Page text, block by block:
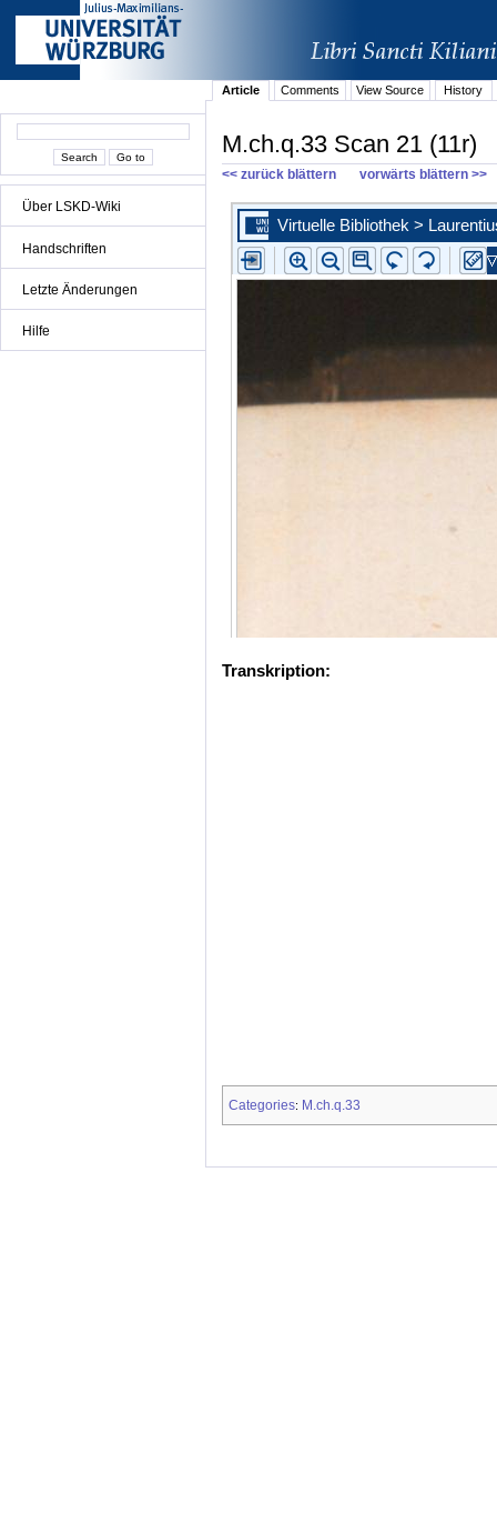
Über LSKD-Wiki
Handschriften
Letzte Änderungen
Hilfe
Article Comments View Source History
M.ch.q.33 Scan 21 (11r)
<< zurück blättern vorwärts blättern >>
Transkription:
Categories: M.ch.q.33